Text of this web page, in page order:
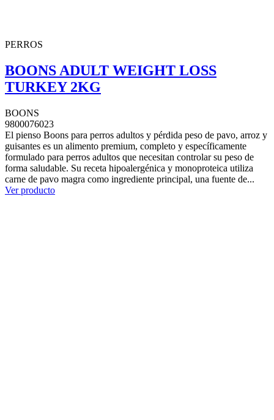
PERROS
BOONS ADULT WEIGHT LOSS
TURKEY 2KG
BOONS
9800076023
El pienso Boons para perros adultos y pérdida peso de pavo, arroz y
guisantes es un alimento premium, completo y específicamente
formulado para perros adultos que necesitan controlar su peso de
forma saludable. Su receta hipoalergénica y monoproteica utiliza
carne de pavo magra como ingrediente principal, una fuente de...
Ver producto